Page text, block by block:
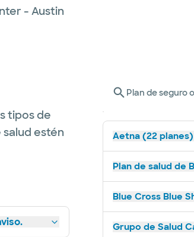
- Austin
tipos de
estén
Plan de seguro
Aetna (22 planes)
Plan de salud de
Blue Cross Blue
Grupo de Salud